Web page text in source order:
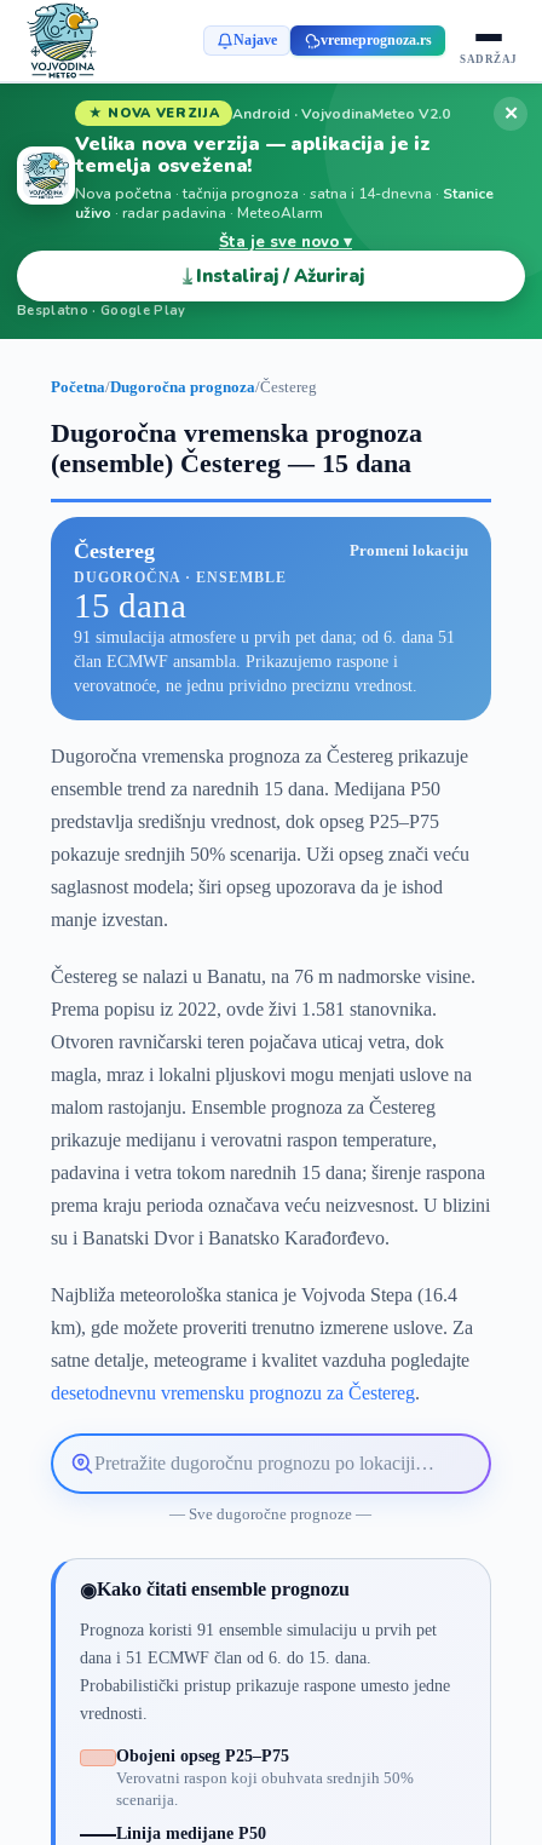
Najave vremeprognoza.rs
SADRŽAJ
★ NOVA VERZIJA Android · VojvodinaMeteo V2.0
Velika nova verzija — aplikacija je iz
temelja osvežena!
Nova početna · tačnija prognoza · satna i 14-dnevna · Stanice
uživo · radar padavina · MeteoAlarm
Šta je sve novo ▾
⤓ Instaliraj / Ažuriraj
Besplatno · Google Play
✕
Početna/Dugoročna prognoza/Čestereg
Dugoročna vremenska prognoza
(ensemble) Čestereg — 15 dana
Čestereg Promeni lokaciju
DUGOROČNA · ENSEMBLE
15 dana
91 simulacija atmosfere u prvih pet dana; od 6. dana 51
član ECMWF ansambla. Prikazujemo raspone i
verovatnoće, ne jednu prividno preciznu vrednost.
Dugoročna vremenska prognoza za Čestereg prikazuje
ensemble trend za narednih 15 dana. Medijana P50
predstavlja središnju vrednost, dok opseg P25–P75
pokazuje srednjih 50% scenarija. Uži opseg znači veću
saglasnost modela; širi opseg upozorava da je ishod
manje izvestan.
Čestereg se nalazi u Banatu, na 76 m nadmorske visine.
Prema popisu iz 2022, ovde živi 1.581 stanovnika.
Otvoren ravničarski teren pojačava uticaj vetra, dok
magla, mraz i lokalni pljuskovi mogu menjati uslove na
malom rastojanju. Ensemble prognoza za Čestereg
prikazuje medijanu i verovatni raspon temperature,
padavina i vetra tokom narednih 15 dana; širenje raspona
prema kraju perioda označava veću neizvesnost. U blizini
su i Banatski Dvor i Banatsko Karađorđevo.
Najbliža meteorološka stanica je Vojvoda Stepa (16.4
km), gde možete proveriti trenutno izmerene uslove. Za
satne detalje, meteograme i kvalitet vazduha pogledajte
desetodnevnu vremensku prognozu za Čestereg.
Pretražite
lokaciju
— Sve dugoročne prognoze —
◉Kako čitati ensemble prognozu
Prognoza koristi 91 ensemble simulaciju u prvih pet
dana i 51 ECMWF član od 6. do 15. dana.
Probabilistički pristup prikazuje raspone umesto jedne
vrednosti.
Obojeni opseg P25–P75
Verovatni raspon koji obuhvata srednjih 50%
scenarija.
Linija medijane P50